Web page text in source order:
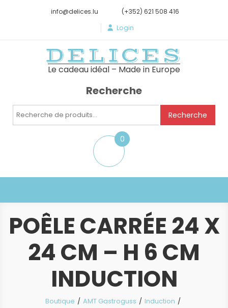
info@delices.lu (+352) 621 508 416
Login
DELICES
Le cadeau idéal – Made in Europe
Recherche
Recherche
Recherche
0
item
POÊLE CARRÉE 24 X
24 CM – H 6 CM
INDUCTION
Boutique AMT Gastroguss
Induction